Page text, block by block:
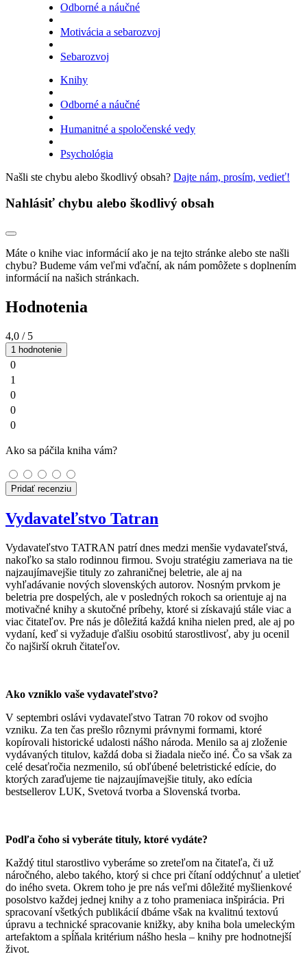
Odborné a náučné
Motivácia a sebarozvoj
Sebarozvoj
Knihy
Odborné a náučné
Humanitné a spoločenské vedy
Psychológia
Našli ste chybu alebo škodlivý obsah? Dajte nám, prosím, vedieť!
Nahlásiť chybu alebo škodlivý obsah
Máte o knihe viac informácií ako je na tejto stránke alebo ste našli
chybu? Budeme vám veľmi vďační, ak nám pomôžete s doplnením
informácií na našich stránkach.
Hodnotenia
4,0 / 5
1 hodnotenie
0
1
0
0
0
Ako sa páčila kniha vám?
Pridať recenziu
Vydavateľstvo Tatran
Vydavateľstvo TATRAN patrí dnes medzi menšie vydavateľstvá,
nakoľko sa stalo rodinnou firmou. Svoju stratégiu zameriava na tie
najzaujímavejšie tituly zo zahraničnej beletrie, ale aj na
vyhľadávanie nových slovenských autorov. Nosným prvkom je
beletria pre dospelých, ale v posledných rokoch sa orientuje aj na
motivačné knihy a skutočné príbehy, ktoré si získavajú stále viac a
viac čitateľov. Pre nás je dôležitá každá kniha nielen pred, ale aj po
vydaní, keď si vyžaduje ďalšiu osobitú starostlivosť, aby ju ocenil
čo najširší okruh čitateľov.
Ako vzniklo vaše vydavateľstvo?
V septembri oslávi vydavateľstvo Tatran 70 rokov od svojho
vzniku. Za ten čas prešlo rôznymi právnymi formami, ktoré
kopírovali historické udalosti nášho národa. Menilo sa aj zloženie
vydávaných titulov, každá doba si žiadala niečo iné. Čo sa však za
celé desaťročia nezmenilo, sú obľúbené beletristické edície, do
ktorých zaraďujeme tie najzaujímavejšie tituly, ako edícia
bestsellerov LUK, Svetová tvorba a Slovenská tvorba.
Podľa čoho si vyberáte tituly, ktoré vydáte?
Každý titul starostlivo vyberáme so zreteľom na čitateľa, či už
náročného, alebo takého, ktorý si chce pri čítaní oddýchnuť a uletieť
do iného sveta. Okrem toho je pre nás veľmi dôležité myšlienkové
posolstvo každej jednej knihy a z toho prameniaca inšpirácia. Pri
spracovaní všetkých publikácií dbáme však na kvalitnú textovú
úpravu a technické spracovanie knižky, aby kniha bola umeleckým
artefaktom a spĺňala kritérium nášho hesla – knihy pre hodnotnejší
život.